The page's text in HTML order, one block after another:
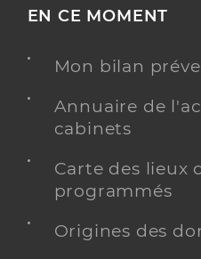
EN CE MOMENT
Mon bilan
Annuaire de
cabinets
Carte des lieux
programmés
Origines des